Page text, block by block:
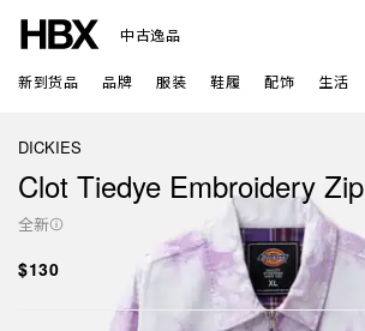
中古逸品
新到货品 品牌 服装 鞋履 配饰 生活
DICKIES
Clot Tiedye Embroidery
全新
$130